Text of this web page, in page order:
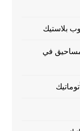
بلاستيك
مساحيق في